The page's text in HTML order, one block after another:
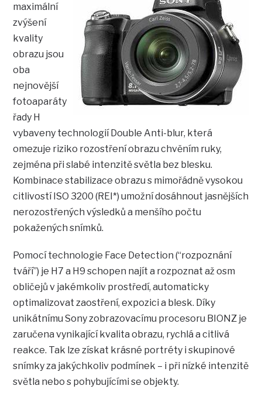
maximální
zvýšení
kvality
obrazu jsou
oba
nejnovější
fotoaparáty
řady H
vybaveny technologií Double Anti-blur, která
omezuje riziko rozostření obrazu chvěním ruky,
zejména při slabé intenzitě světla bez blesku.
Kombinace stabilizace obrazu s mimořádně vysokou
citlivostí ISO 3200 (REI*) umožní dosáhnout jasnějších
nerozostřených výsledků a menšího počtu
pokažených snímků.
Pomocí technologie Face Detection (“rozpoznání
tváří”) je H7 a H9 schopen najít a rozpoznat až osm
obličejů v jakémkoliv prostředí, automaticky
optimalizovat zaostření, expozici a blesk. Díky
unikátnímu Sony zobrazovacímu procesoru BIONZ je
zaručena vynikající kvalita obrazu, rychlá a citlivá
reakce. Tak lze získat krásné portréty i skupinové
snímky za jakýchkoliv podmínek – i při nízké intenzitě
světla nebo s pohybujícími se objekty.